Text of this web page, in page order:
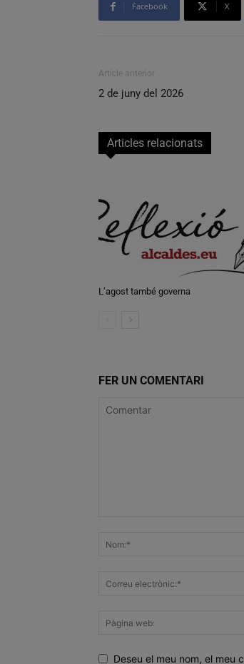
Facebook X
Article anterior
2 de juny del 2026
Articles relacionats
L’agost també governa
FER UN COMENTARI
Deseu el meu nom, el